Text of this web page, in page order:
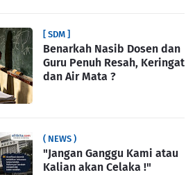
[ SDM ]
Benarkah Nasib Dosen dan
Guru Penuh Resah, Keringat
dan Air Mata ?
( NEWS )
"Jangan Ganggu Kami atau
Kalian akan Celaka !"